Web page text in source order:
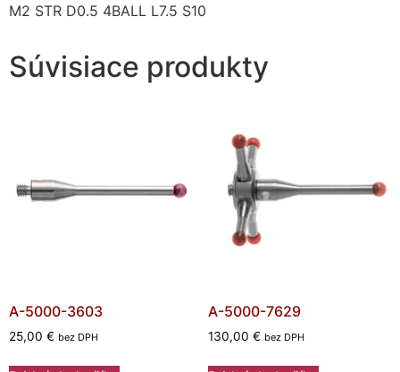
M2 STR D0.5 4BALL L7.5 S10
Súvisiace produkty
A-5000-3603
25,00 € bez DPH
A-5000-7629
130,00 € bez DPH